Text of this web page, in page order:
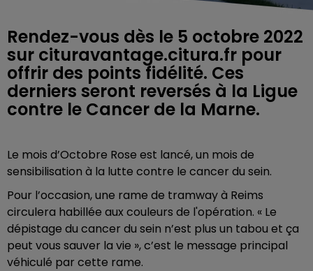
Rendez-vous dès le 5 octobre 2022
sur cituravantage.citura.fr pour
offrir des points fidélité. Ces
derniers seront reversés à la Ligue
contre le Cancer de la Marne.
Le mois d’Octobre Rose est lancé, un mois de
sensibilisation à la lutte contre le cancer du sein.
Pour l’occasion, une rame de tramway à Reims
circulera habillée aux couleurs de l'opération. « Le
dépistage du cancer du sein n’est plus un tabou et ça
peut vous sauver la vie », c’est le message principal
véhiculé par cette rame.